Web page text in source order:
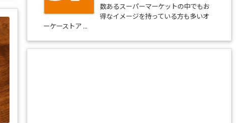
数あるスーパーマーケットの中でもお
得なイメージを持っている方も多いオ
ーケーストア ...